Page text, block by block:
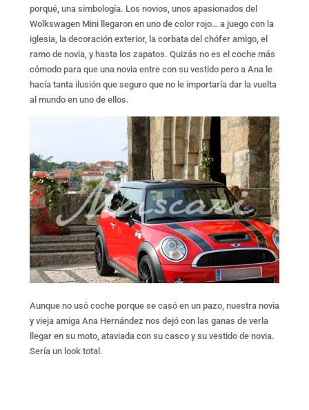
porqué, una simbología. Los novios, unos apasionados del
Wolkswagen Mini llegaron en uno de color rojo… a juego con la
iglesia, la decoración exterior, la corbata del chófer amigo, el
ramo de novia, y hasta los zapatos. Quizás no es el coche más
cómodo para que una novia entre con su vestido pero a Ana le
hacía tanta ilusión que seguro que no le importaría dar la vuelta
al mundo en uno de ellos.
Aunque no usó coche porque se casó en un pazo, nuestra novia
y vieja amiga Ana Hernández nos dejó con las ganas de verla
llegar en su moto, ataviada con su casco y su vestido de novia.
Sería un look total.